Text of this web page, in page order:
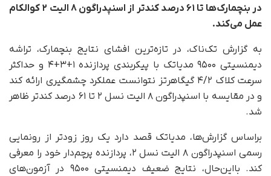
در بنچمارک‌ها تا ۶۱ درصد کندتر از اسنپدراگون ۸ الیت ۲ کوالکام
عمل می‌کند.
به گزارش تک‌ناک، در تازه‌ترین افشای نتایج بنچمارک، تراشه
دیمنسیتی ۹۵۰۰ مدیاتک با پیکربندی پردازنده ۱‌+‌۳‌+‌۴ و حداکثر
سرعت کلاک ۴/۲ گیگاهرتز نتوانست عملکرد چشمگیری ارائه کند
و در مقایسه با اسنپدراگون ۸ الیت نسل ۲ تا ۶۱ درصد کندتر ظاهر
شد.
بر‌اساس گزارش‌ها، مدیاتک قصد دارد یک روز زودتر از رونمایی
رسمی اسنپدراگون ۸ الیت نسل ۲، پردازنده پرچم‌دار خود را معرفی
کند. با‌این‌حال، نتایج ضعیف دیمنسیتی ۹۵۰۰ در آزمون‌های